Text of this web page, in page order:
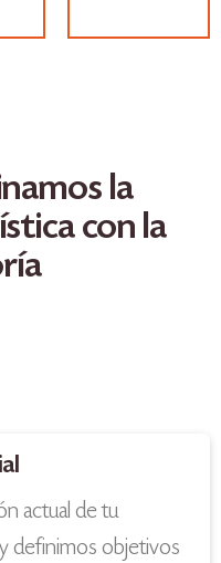
la
con la
actual de tu
definimos objetivos